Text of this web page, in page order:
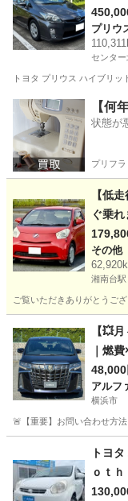
プリウ
センター
トヨタ プリウス ハイブリ
神奈川 横浜市 セ
【何
状態が
プリフラ
【低
ぐ乗
その他
湘南台駅
ご覧いただきありがとうご
湘南
【💥
｜燃
48,000
アルフ
横浜市
🚨【重要】お問い合わせ方
ア
トヨ
ｏｔ